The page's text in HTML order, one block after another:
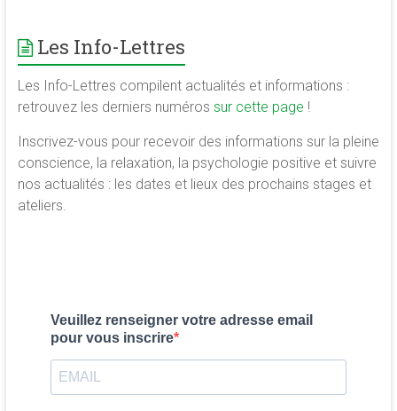
Les Info-Lettres
Les Info-Lettres compilent actualités et informations :
retrouvez les derniers numéros sur cette page !
Inscrivez-vous pour recevoir des informations sur la pleine
conscience, la relaxation, la psychologie positive et suivre
nos actualités : les dates et lieux des prochains stages et
ateliers.
Veuillez renseigner votre adresse email
pour vous inscrire